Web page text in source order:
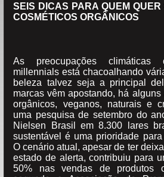
SEIS DICAS PARA QUEM
COSMÉTICOS ORGÂNICOS
As preocupações
millennials está chacoalhando
beleza talvez seja a principal
marcas vêm apostando, há
orgânicos, veganos, naturais e
uma pesquisa de setembro do
Nielsen Brasil em 8.300 lares
sustentável é uma prioridade
O cenário atual, apesar de ter
estado de alerta, contribuiu para
50% nas vendas de produtos